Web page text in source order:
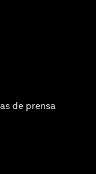
de prensa